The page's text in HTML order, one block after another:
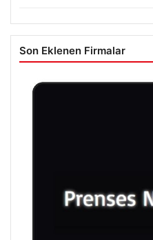
Son Eklenen Firmalar